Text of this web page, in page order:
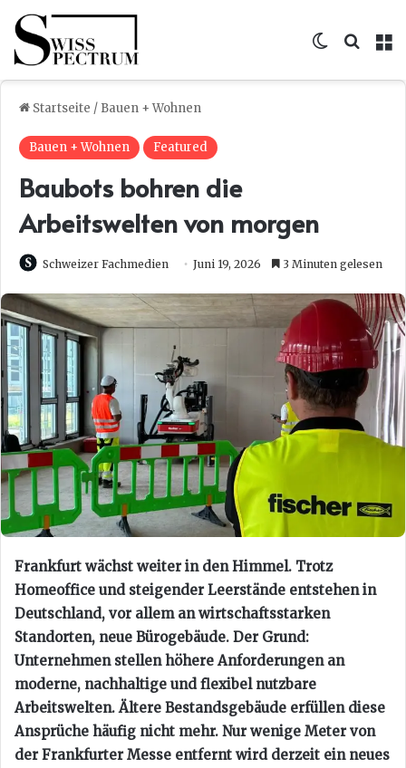
Skin
Startseite / Bauen + Wohnen
Bauen + Wohnen Featured
Baubots bohren die
Arbeitswelten von morgen
Schweizer Fachmedien Juni 19, 2026 3 Minuten gelesen
Frankfurt wächst weiter in den Himmel. Trotz
Homeoffice und steigender Leerstände entstehen in
Deutschland, vor allem an wirtschaftsstarken
Standorten, neue Bürogebäude. Der Grund:
Unternehmen stellen höhere Anforderungen an
moderne, nachhaltige und flexibel nutzbare
Arbeitswelten. Ältere Bestandsgebäude erfüllen diese
Ansprüche häufig nicht mehr. Nur wenige Meter von
der Frankfurter Messe entfernt wird derzeit ein neues